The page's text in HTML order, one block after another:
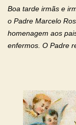
monásticas: a
manifestastes o
milagres e gra...
Boa tarde irmãs e
o Padre Marcelo
homenagem aos
enfermos. O Padre
de Nossa Senhora.
do Padre Marcelo
anunciado ontem,